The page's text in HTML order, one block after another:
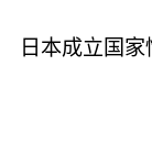
日本成立国